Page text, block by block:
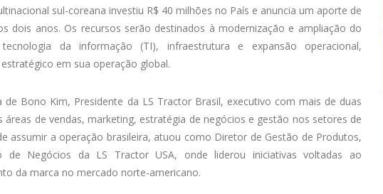
sul-coreana investiu R$ 40 milhões no País e anuncia um aporte de
dois anos. Os recursos serão destinados à modernização e ampliação do
da informação (TI), infraestrutura e expansão operacional,
em sua operação global.
Bono Kim, Presidente da LS Tractor Brasil, executivo com mais de duas
áreas de vendas, marketing, estratégia de negócios e gestão nos setores de
assumir a operação brasileira, atuou como Diretor de Gestão de Produtos,
de Negócios da LS Tractor USA, onde liderou iniciativas voltadas ao
da marca no mercado norte-americano.